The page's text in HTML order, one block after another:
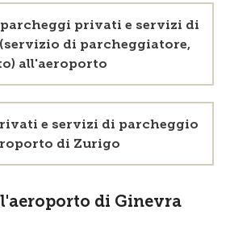
privati e servizi di
di parcheggiatore,
all'aeroporto
e servizi di parcheggio
di Zurigo
di Ginevra